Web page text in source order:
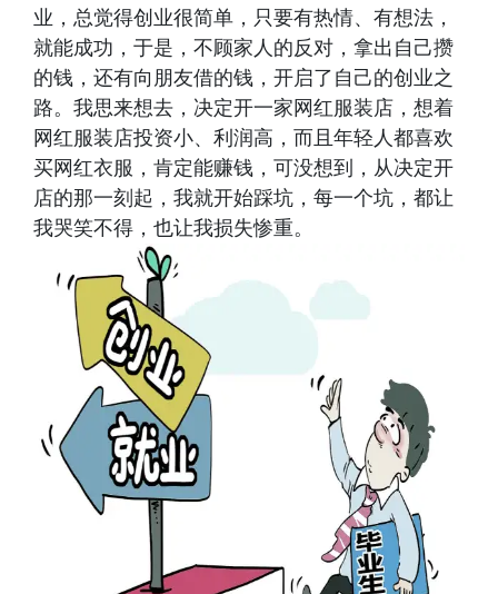
业，总觉得创业很简单，只要有热情、有想法，
就能成功，于是，不顾家人的反对，拿出自己攒
的钱，还有向朋友借的钱，开启了自己的创业之
路。我思来想去，决定开一家网红服装店，想着
网红服装店投资小、利润高，而且年轻人都喜欢
买网红衣服，肯定能赚钱，可没想到，从决定开
店的那一刻起，我就开始踩坑，每一个坑，都让
我哭笑不得，也让我损失惨重。